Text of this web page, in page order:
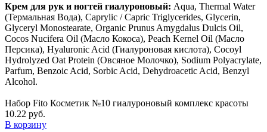
Крем для рук и ногтей гиалуроновый: Aqua, Thermal Water
(Термальная Вода), Caprylic / Capric Triglycerides, Glycerin,
Glyceryl Monostearate, Оrganic Prunus Amygdalus Dulcis Oil,
Cocos Nucifera Oil (Масло Кокоса), Peach Kernel Oil (Масло
Персика), Hyaluronic Acid (Гиалуроновая кислота), Cocoyl
Hydrolyzed Oat Protein (Овсяное Молочко), Sodium Polyacrylate,
Parfum, Benzoic Acid, Sorbic Acid, Dehydroacetic Acid, Benzyl
Alcohol.
Набор Fito Косметик №10 гиалуроновый комплекс красоты
10.22 руб.
В корзину